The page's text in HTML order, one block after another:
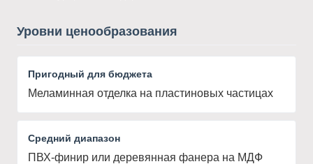
Уровни ценообразования
Пригодный для бюджета
Меламинная отделка на пластиновых частицах
Средний диапазон
ПВХ-финир или деревянная фанера на МДФ